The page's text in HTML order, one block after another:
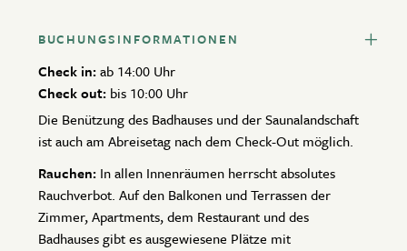
BUCHUNGSINFORMATIONEN
Check in:ab 14:00 Uhr
Check out:bis 10:00 Uhr
Die Benützung des Badhauses und der Saunalandschaft
ist auch am Abreisetag nach dem Check-Out möglich.
Rauchen:In allen Innenräumen herrscht absolutes
Rauchverbot. Auf den Balkonen und Terrassen der
Zimmer, Apartments, dem Restaurant und des
Badhauses gibt es ausgewiesene Plätze mit